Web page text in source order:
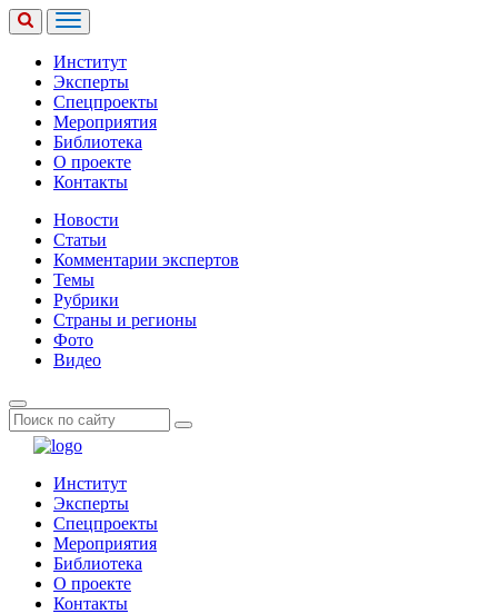
Институт
Эксперты
Спецпроекты
Мероприятия
Библиотека
О проекте
Контакты
Новости
Статьи
Комментарии экспертов
Темы
Рубрики
Страны и регионы
Фото
Видео
Институт
Эксперты
Спецпроекты
Мероприятия
Библиотека
О проекте
Контакты